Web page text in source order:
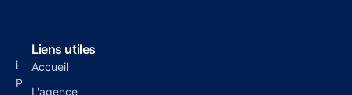
i
P
Liens utiles
Accueil
L'agence